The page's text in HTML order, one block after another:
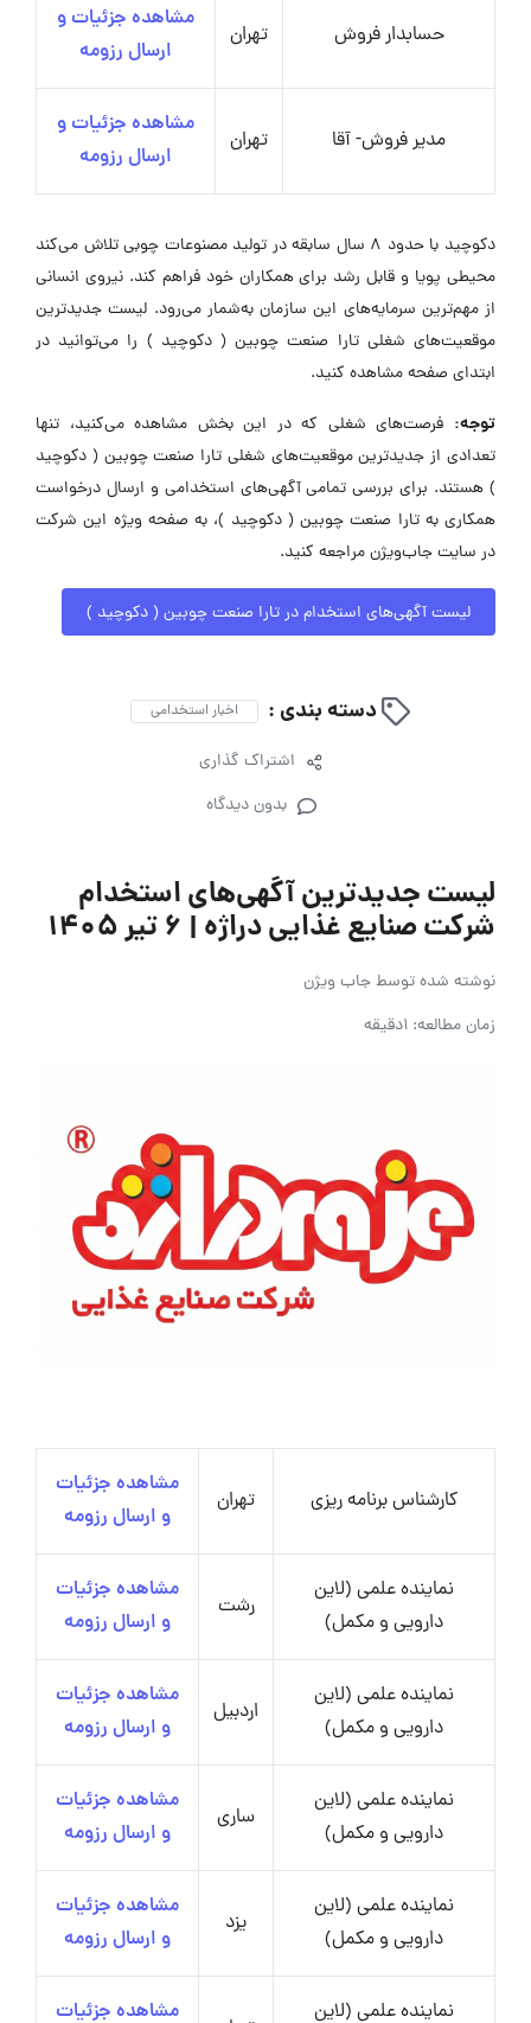
حسابدار فروش تهران
مشاهده جزئیات و
ارسال رزومه
مدیر فروش- آقا تهران
مشاهده جزئیات و
ارسال رزومه
دکوچید با حدود ۸ سال سابقه در تولید مصنوعات چوبی تلاش می‌کند
محیطی پویا و قابل‌ رشد برای همکاران خود فراهم کند. نیروی انسانی
از مهم‌ترین سرمایه‌های این سازمان به‌شمار می‌رود. لیست جدیدترین
موقعیت‌های شغلی تارا صنعت چوبین ( دکوچید ) را می‌توانید در
ابتدای صفحه مشاهده کنید.
توجه: فرصت‌های شغلی که در این بخش مشاهده می‌کنید، تنها
تعدادی از جدیدترین موقعیت‌های شغلی تارا صنعت چوبین ( دکوچید
) هستند. برای بررسی تمامی آگهی‌های استخدامی و ارسال درخواست
همکاری به تارا صنعت چوبین ( دکوچید )، به صفحه ویژه این شرکت
در سایت جاب‌ویژن مراجعه کنید.
لیست آگهی‌های استخدام در تارا صنعت چوبین ( دکوچید )
دسته بندی : اخبار استخدامی
اشتراک گذاری
بدون دیدگاه
لیست جدیدترین آگهی‌های استخدام
شرکت صنایع غذایی دراژه | ۶ تیر ۱۴۰۵
نوشته شده توسطجاب ویژن
زمان مطالعه: 1دقیقه
کارشناس برنامه ریزی تهران
مشاهده جزئیات
و ارسال رزومه
نماینده علمی (لاین
دارویی و مکمل)
رشت
مشاهده جزئیات
و ارسال رزومه
نماینده علمی (لاین
دارویی و مکمل)
اردبیل
مشاهده جزئیات
و ارسال رزومه
نماینده علمی (لاین
دارویی و مکمل)
ساری
مشاهده جزئیات
و ارسال رزومه
نماینده علمی (لاین
دارویی و مکمل)
یزد
مشاهده جزئیات
و ارسال رزومه
نماینده علمی (لاین مشاهده جزئیات